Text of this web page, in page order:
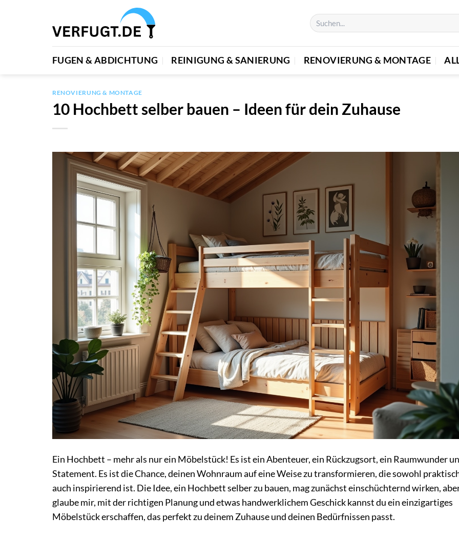
FUGEN & ABDICHTUNG REINIGUNG & SANIERUNG RENOVIERUNG & MONTAGE
RENOVIERUNG & MONTAGE
10 Hochbett selber bauen – Ideen für dein Zuhause
Ein Hochbett – mehr als nur ein Möbelstück! Es ist ein Abenteuer, ein Rückzugsort, ein Raumwunder
Statement. Es ist die Chance, deinen Wohnraum auf eine Weise zu transformieren, die sowohl
auch inspirierend ist. Die Idee, ein Hochbett selber zu bauen, mag zunächst einschüchternd wirken,
glaube mir, mit der richtigen Planung und etwas handwerklichem Geschick kannst du ein einzigartiges
Möbelstück erschaffen, das perfekt zu deinem Zuhause und deinen Bedürfnissen passt.